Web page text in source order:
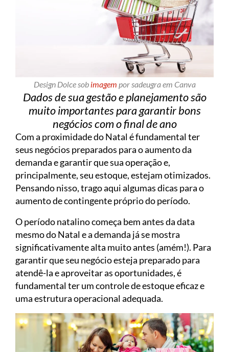
Design Dolce sob imagem por sadeugra em Canva
Dados de sua gestão e planejamento são
muito importantes para garantir bons
negócios com o final de ano
Com a proximidade do Natal é fundamental ter
seus negócios preparados para o aumento da
demanda e garantir que sua operação e,
principalmente, seu estoque, estejam otimizados.
Pensando nisso, trago aqui algumas dicas para o
aumento de contingente próprio do período.
O período natalino começa bem antes da data
mesmo do Natal e a demanda já se mostra
significativamente alta muito antes (amém!). Para
garantir que seu negócio esteja preparado para
atendê-la e aproveitar as oportunidades, é
fundamental ter um controle de estoque eficaz e
uma estrutura operacional adequada.